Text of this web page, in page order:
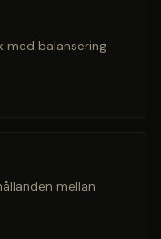
med balansering
mellan